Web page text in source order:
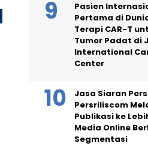
Pasien
Pertama di
Terapi CAR-T
Tumor Padat di
International
Center
Jasa Siaran Pers
Persriliscom
Publikasi ke
Media Online
Segmentasi